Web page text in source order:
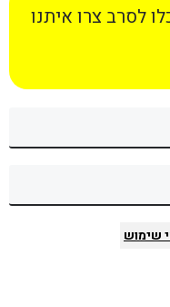
לסרב צרו איתנו
שימוש